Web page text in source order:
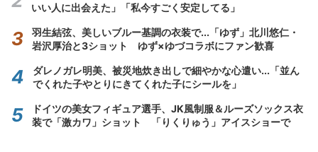
いい人に出会えた」「私今すごく安定してる」
羽生結弦、美しいブルー基調の衣装で...「ゆず」北川悠仁・
岩沢厚治と3ショット ゆず×ゆづコラボにファン歓喜
ダレノガレ明美、被災地炊き出しで細やかな心遣い...「並ん
でくれた子やとりにきてくれた子にシールを」
ドイツの美女フィギュア選手、JK風制服＆ルーズソックス衣
装で「激カワ」ショット 「りくりゅう」アイスショーで